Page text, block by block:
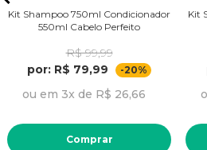
Kit Shampoo 750ml Condicionador
550ml Cabelo Perfeito
R$ 99,99
por: R$ 79,99
-20%
ou em 3x de R$ 26,66
Comprar
Kit